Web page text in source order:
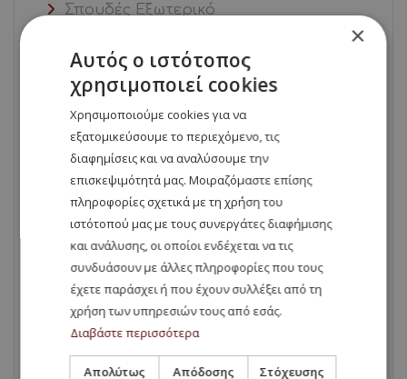
Σπουδές Εξωτερικό
σπουδές στο εξωτερικό
Σπουδές στο Εξωτερικό
σπουδές-στη -Βουλγαρία-ιατρική-
στη-Βουλγαρία
σπουδές-στη-Βουλγαρία-ιατρική-
εξωτερικό
σπουδές-στο-εξωτερικό-ιατρική-στο-
εξωτερικό
ψυχολογία -στο-εξωτερικό-στη-
×
Αυτός ο ιστότοπος
χρησιμοποιεί cookies
Χρησιμοποιούμε cookies για να
εξατομικεύσουμε το περιεχόμενο, τις
διαφημίσεις και να αναλύσουμε την
επισκεψιμότητά μας. Μοιραζόμαστε επίσης
πληροφορίες σχετικά με τη χρήση του
ιστότοπού μας με τους συνεργάτες διαφήμισης
και ανάλυσης, οι οποίοι ενδέχεται να τις
συνδυάσουν με άλλες πληροφορίες που τους
έχετε παράσχει ή που έχουν συλλέξει από τη
χρήση των υπηρεσιών τους από εσάς.
Διαβάστε περισσότερα
Απολύτως Απόδοσης Στόχευσης